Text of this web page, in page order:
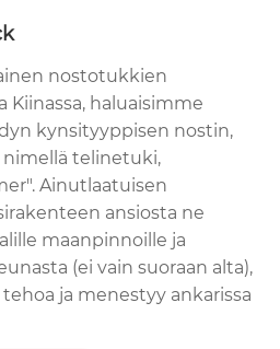
nostotukkien
Kiinassa, haluaisimme
kynsityyppisen nostin,
telinetuki,
Ainutlaatuisen
ansiosta ne
maanpinnoille ja
(ei vain suoraan alta),
ja menestyy ankarissa